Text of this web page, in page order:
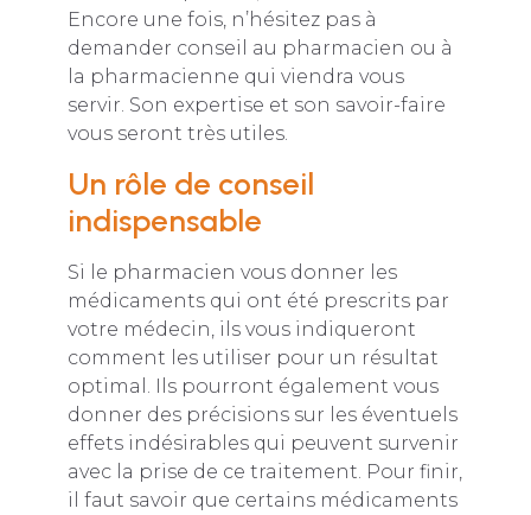
Encore une fois, n’hésitez pas à
demander conseil au pharmacien ou à
la pharmacienne qui viendra vous
servir. Son expertise et son savoir-faire
vous seront très utiles.
Un rôle de conseil
indispensable
Si le pharmacien vous donner les
médicaments qui ont été prescrits par
votre médecin, ils vous indiqueront
comment les utiliser pour un résultat
optimal. Ils pourront également vous
donner des précisions sur les éventuels
effets indésirables qui peuvent survenir
avec la prise de ce traitement. Pour finir,
il faut savoir que certains médicaments